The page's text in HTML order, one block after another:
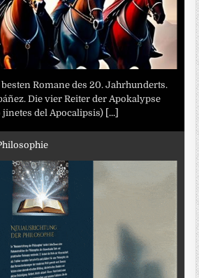
Romane des 20. Jahrhunderts.
Die vier Reiter der Apokalypse
jinetes del Apocalipsis) [...]